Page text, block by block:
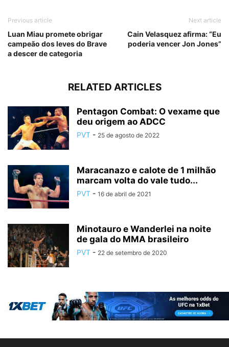
Previous article
Luan Miau promete obrigar
campeão dos leves do Brave
a descer de categoria
Next article
Cain Velasquez afirma: “Eu
poderia vencer Jon Jones”
RELATED ARTICLES
Pentagon Combat: O vexame que
deu origem ao ADCC
PVT - 25 de agosto de 2022
Maracanazo e calote de 1 milhão
marcam volta do vale tudo...
PVT - 16 de abril de 2021
Minotauro e Wanderlei na noite
de gala do MMA brasileiro
PVT - 22 de setembro de 2020